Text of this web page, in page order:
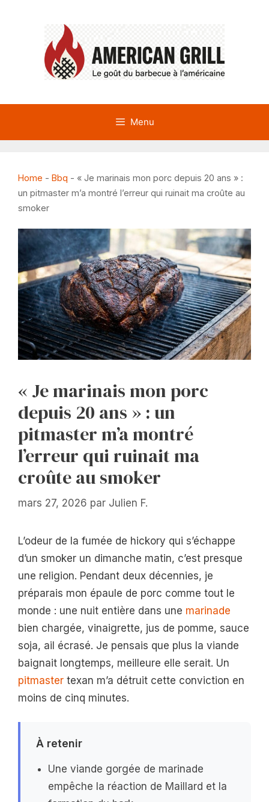
Menu
Home - Bbq - « Je marinais mon porc depuis 20 ans » :
un pitmaster m’a montré l’erreur qui ruinait ma croûte au
smoker
« Je marinais mon porc
depuis 20 ans » : un
pitmaster m’a montré
l’erreur qui ruinait ma
croûte au smoker
mars 27, 2026 par Julien F.
L’odeur de la fumée de hickory qui s’échappe
d’un smoker un dimanche matin, c’est presque
une religion. Pendant deux décennies, je
préparais mon épaule de porc comme tout le
monde : une nuit entière dans une marinade
bien chargée, vinaigrette, jus de pomme, sauce
soja, ail écrasé. Je pensais que plus la viande
baignait longtemps, meilleure elle serait. Un
pitmaster texan m’a détruit cette conviction en
moins de cinq minutes.
À retenir
Une viande gorgée de marinade
empêche la réaction de Maillard et la